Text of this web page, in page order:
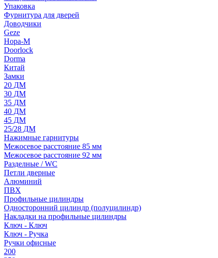
Упаковка
Фурнитура для дверей
Доводчики
Geze
Нора-М
Doorlock
Dorma
Китай
Замки
20 ДМ
30 ДМ
35 ДМ
40 ДМ
45 ДМ
25/28 ДМ
Нажимные гарнитуры
Межосевое расстояние 85 мм
Межосевое расстояние 92 мм
Разделные / WC
Петли дверные
Алюминий
ПВХ
Профильные цилиндры
Односторонний цилиндр (полуцилиндр)
Накладки на профильные цилиндры
Ключ - Ключ
Ключ - Ручка
Ручки офисные
200